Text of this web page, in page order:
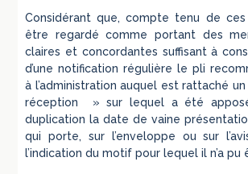
Considérant que, compte tenu de
être regardé comme portant des
claires et concordantes suffisant à
d’une notification régulière le pli
à l’administration auquel est rattaché
réception » sur lequel a été
duplication la date de vaine
qui porte, sur l’enveloppe ou sur
l’indication du motif pour lequel il n’a pu